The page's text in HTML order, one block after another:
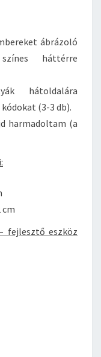
ábrázoló
háttérre
hátoldalára
(3-3 db).
harmadoltam (a
cm
fejlesztő eszköz